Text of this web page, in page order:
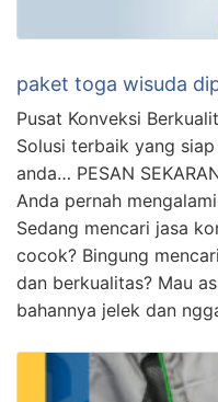
paket toga wisuda
Pusat Konveksi
Solusi terbaik yang
anda… PESAN
Anda pernah
Sedang mencari jasa
cocok? Bingung
dan berkualitas? Mau
bahannya jelek dan